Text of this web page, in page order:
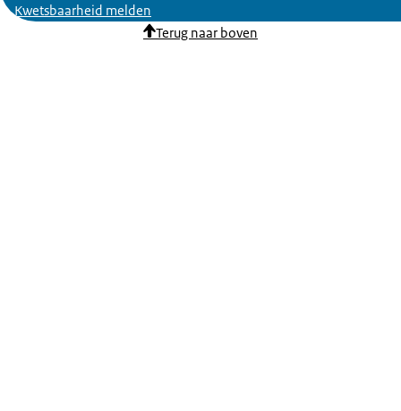
Kwetsbaarheid melden
Terug naar boven